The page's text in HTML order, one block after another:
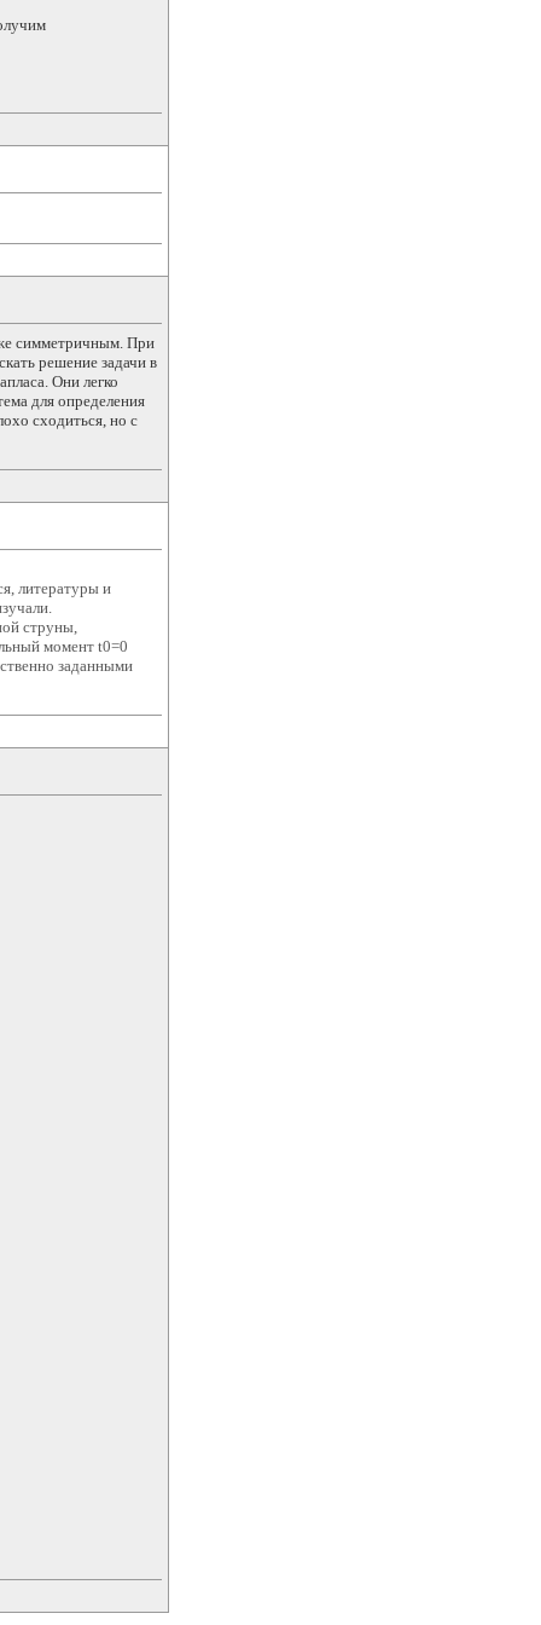
симметричным. При
решение задачи в
Они легко
для определения
сходиться, но с
литературы и
струны,
момент t0=0
заданными